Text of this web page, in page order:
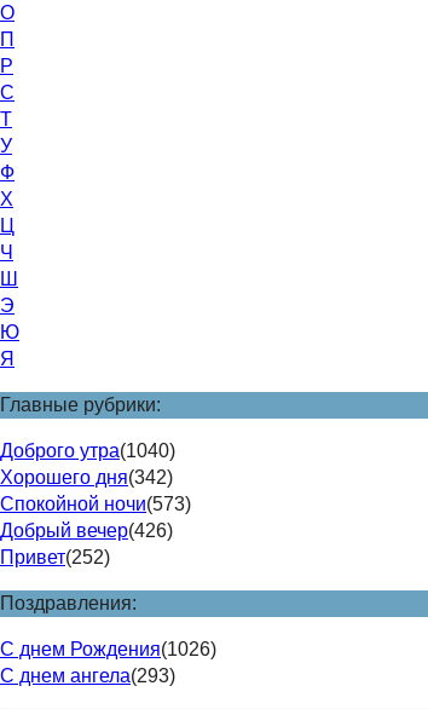
О
П
Р
С
Т
У
Ф
Х
Ц
Ч
Ш
Э
Ю
Я
Главные рубрики:
Доброго утра(1040)
Хорошего дня(342)
Спокойной ночи(573)
Добрый вечер(426)
Привет(252)
Поздравления:
С днем Рождения(1026)
С днем ангела(293)